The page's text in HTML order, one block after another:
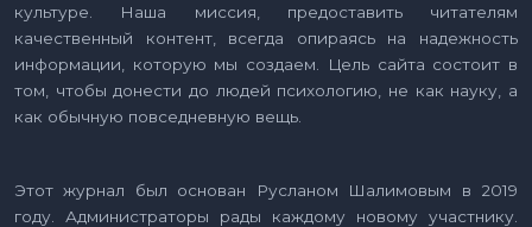
культуре. Наша миссия, предоставить читателям
качественный контент, всегда опираясь на надежность
информации, которую мы создаем. Цель сайта состоит в
том, чтобы донести до людей психологию, не как науку, а
как обычную повседневную вещь.
Этот журнал был основан Русланом Шалимовым в 2019
году. Администраторы рады каждому новому участнику.